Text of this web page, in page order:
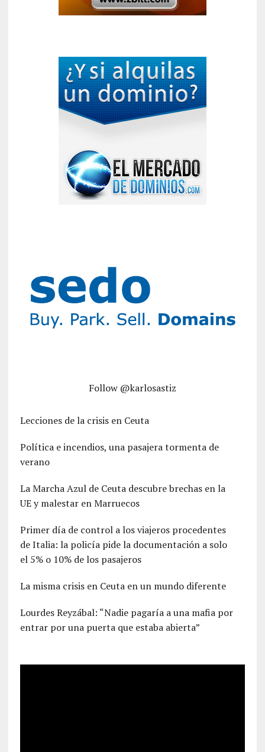
Follow @karlosastiz
Lecciones de la crisis en Ceuta
Política e incendios, una pasajera tormenta de
verano
La Marcha Azul de Ceuta descubre brechas en la
UE y malestar en Marruecos
Primer día de control a los viajeros procedentes
de Italia: la policía pide la documentación a solo
el 5% o 10% de los pasajeros
La misma crisis en Ceuta en un mundo diferente
Lourdes Reyzábal: “Nadie pagaría a una mafia por
entrar por una puerta que estaba abierta”